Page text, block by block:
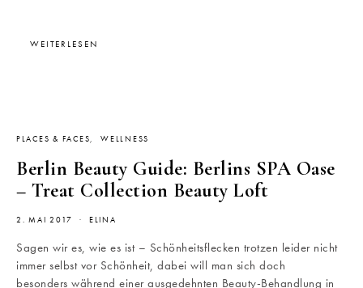
WEITERLESEN
PLACES & FACES WELLNESS
Berlin Beauty Guide: Berlins SPA Oase
– Treat Collection Beauty Loft
2. MAI 2017 ELINA
Sagen wir es, wie es ist – Schönheitsflecken trotzen leider nicht
immer selbst vor Schönheit, dabei will man sich doch
besonders während einer ausgedehnten Beauty-Behandlung in